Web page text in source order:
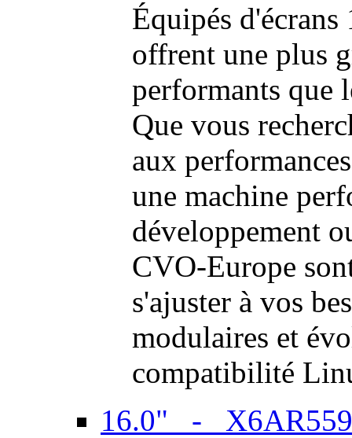
Équipés
offrent une plus
performants que
Que vous
aux
une machine
développement
CVO-Europe
s'ajuster à vos
modulaires et
compatibilité
16.0" -